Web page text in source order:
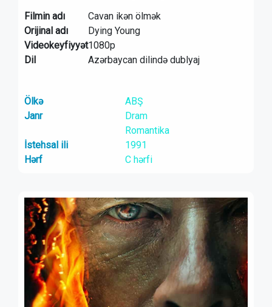
Filmin adı
Cavan ikən ölmək
Orijinal adı
Dying Young
Videokeyfiyyət1080p
Dil
Azərbaycan dilində dublyaj
Ölkə
ABŞ
Janr
Dram
Romantika
İstehsal ili
1991
Hərf
C hərfi